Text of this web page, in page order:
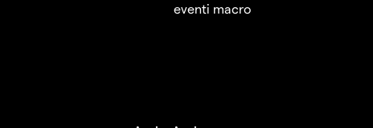
eventi macro